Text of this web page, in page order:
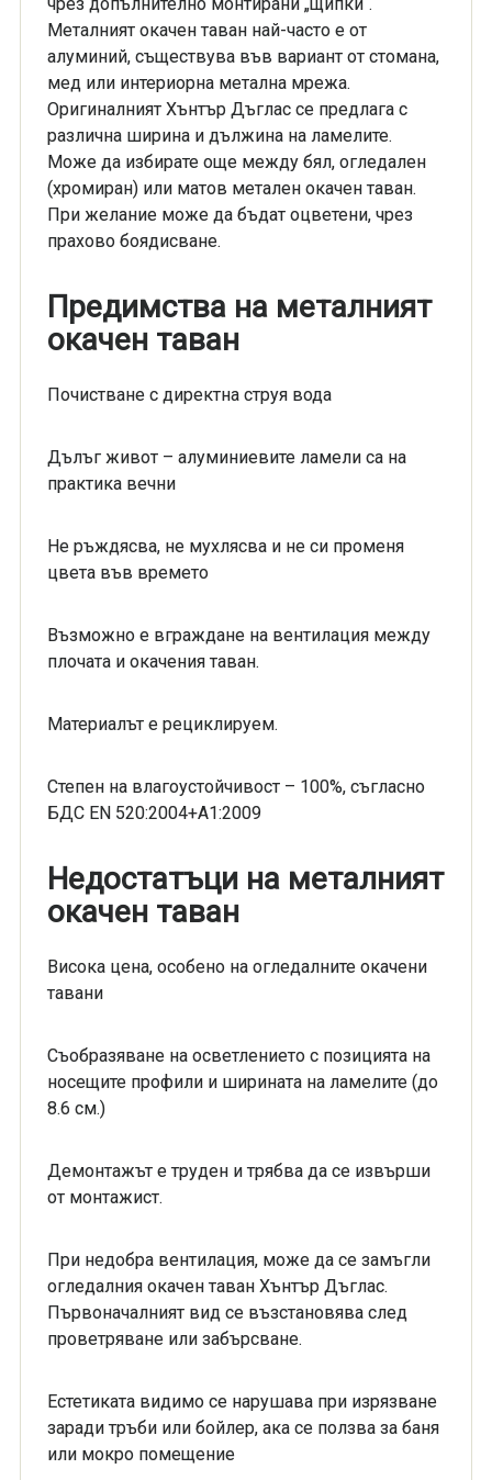
Металният окачен таван най-часто е от
алуминий, съществува във вариант от стомана,
мед или интериорна метална мрежа.
Оригиналният Хънтър Дъглас се предлага с
различна ширина и дължина на ламелите.
Може да избирате още между бял, огледален
(хромиран) или матов метален окачен таван.
При желание може да бъдат оцветени, чрез
прахово боядисване.
Предимства на металният
окачен таван
Почистване с директна струя вода
Дълъг живот – алуминиевите ламели са на
практика вечни
Не ръждясва, не мухлясва и не си променя
цвета във времето
Възможно е вграждане на вентилация между
плочата и окачения таван.
Материалът е рециклируем.
Степен на влагоустойчивост – 100%, съгласно
БДС EN 520:2004+А1:2009
Недостатъци на металният
окачен таван
Висока цена, особено на огледалните окачени
тавани
Съобразяване на осветлението с позицията на
носещите профили и ширината на ламелите (до
8.6 см.)
Демонтажът е труден и трябва да се извърши
от монтажист.
При недобра вентилация, може да се замъгли
огледалния окачен таван Хънтър Дъглас.
Първоначалният вид се възстановява след
проветряване или забърсване.
Естетиката видимо се нарушава при изрязване
заради тръби или бойлер, ака се ползва за баня
или мокро помещение